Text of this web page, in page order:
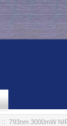
:: 793nm 3000mW